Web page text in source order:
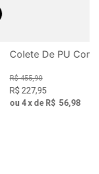
Colete De PU Com
R$ 455,90
R$ 227,95
ou 4x de R$ 56,98